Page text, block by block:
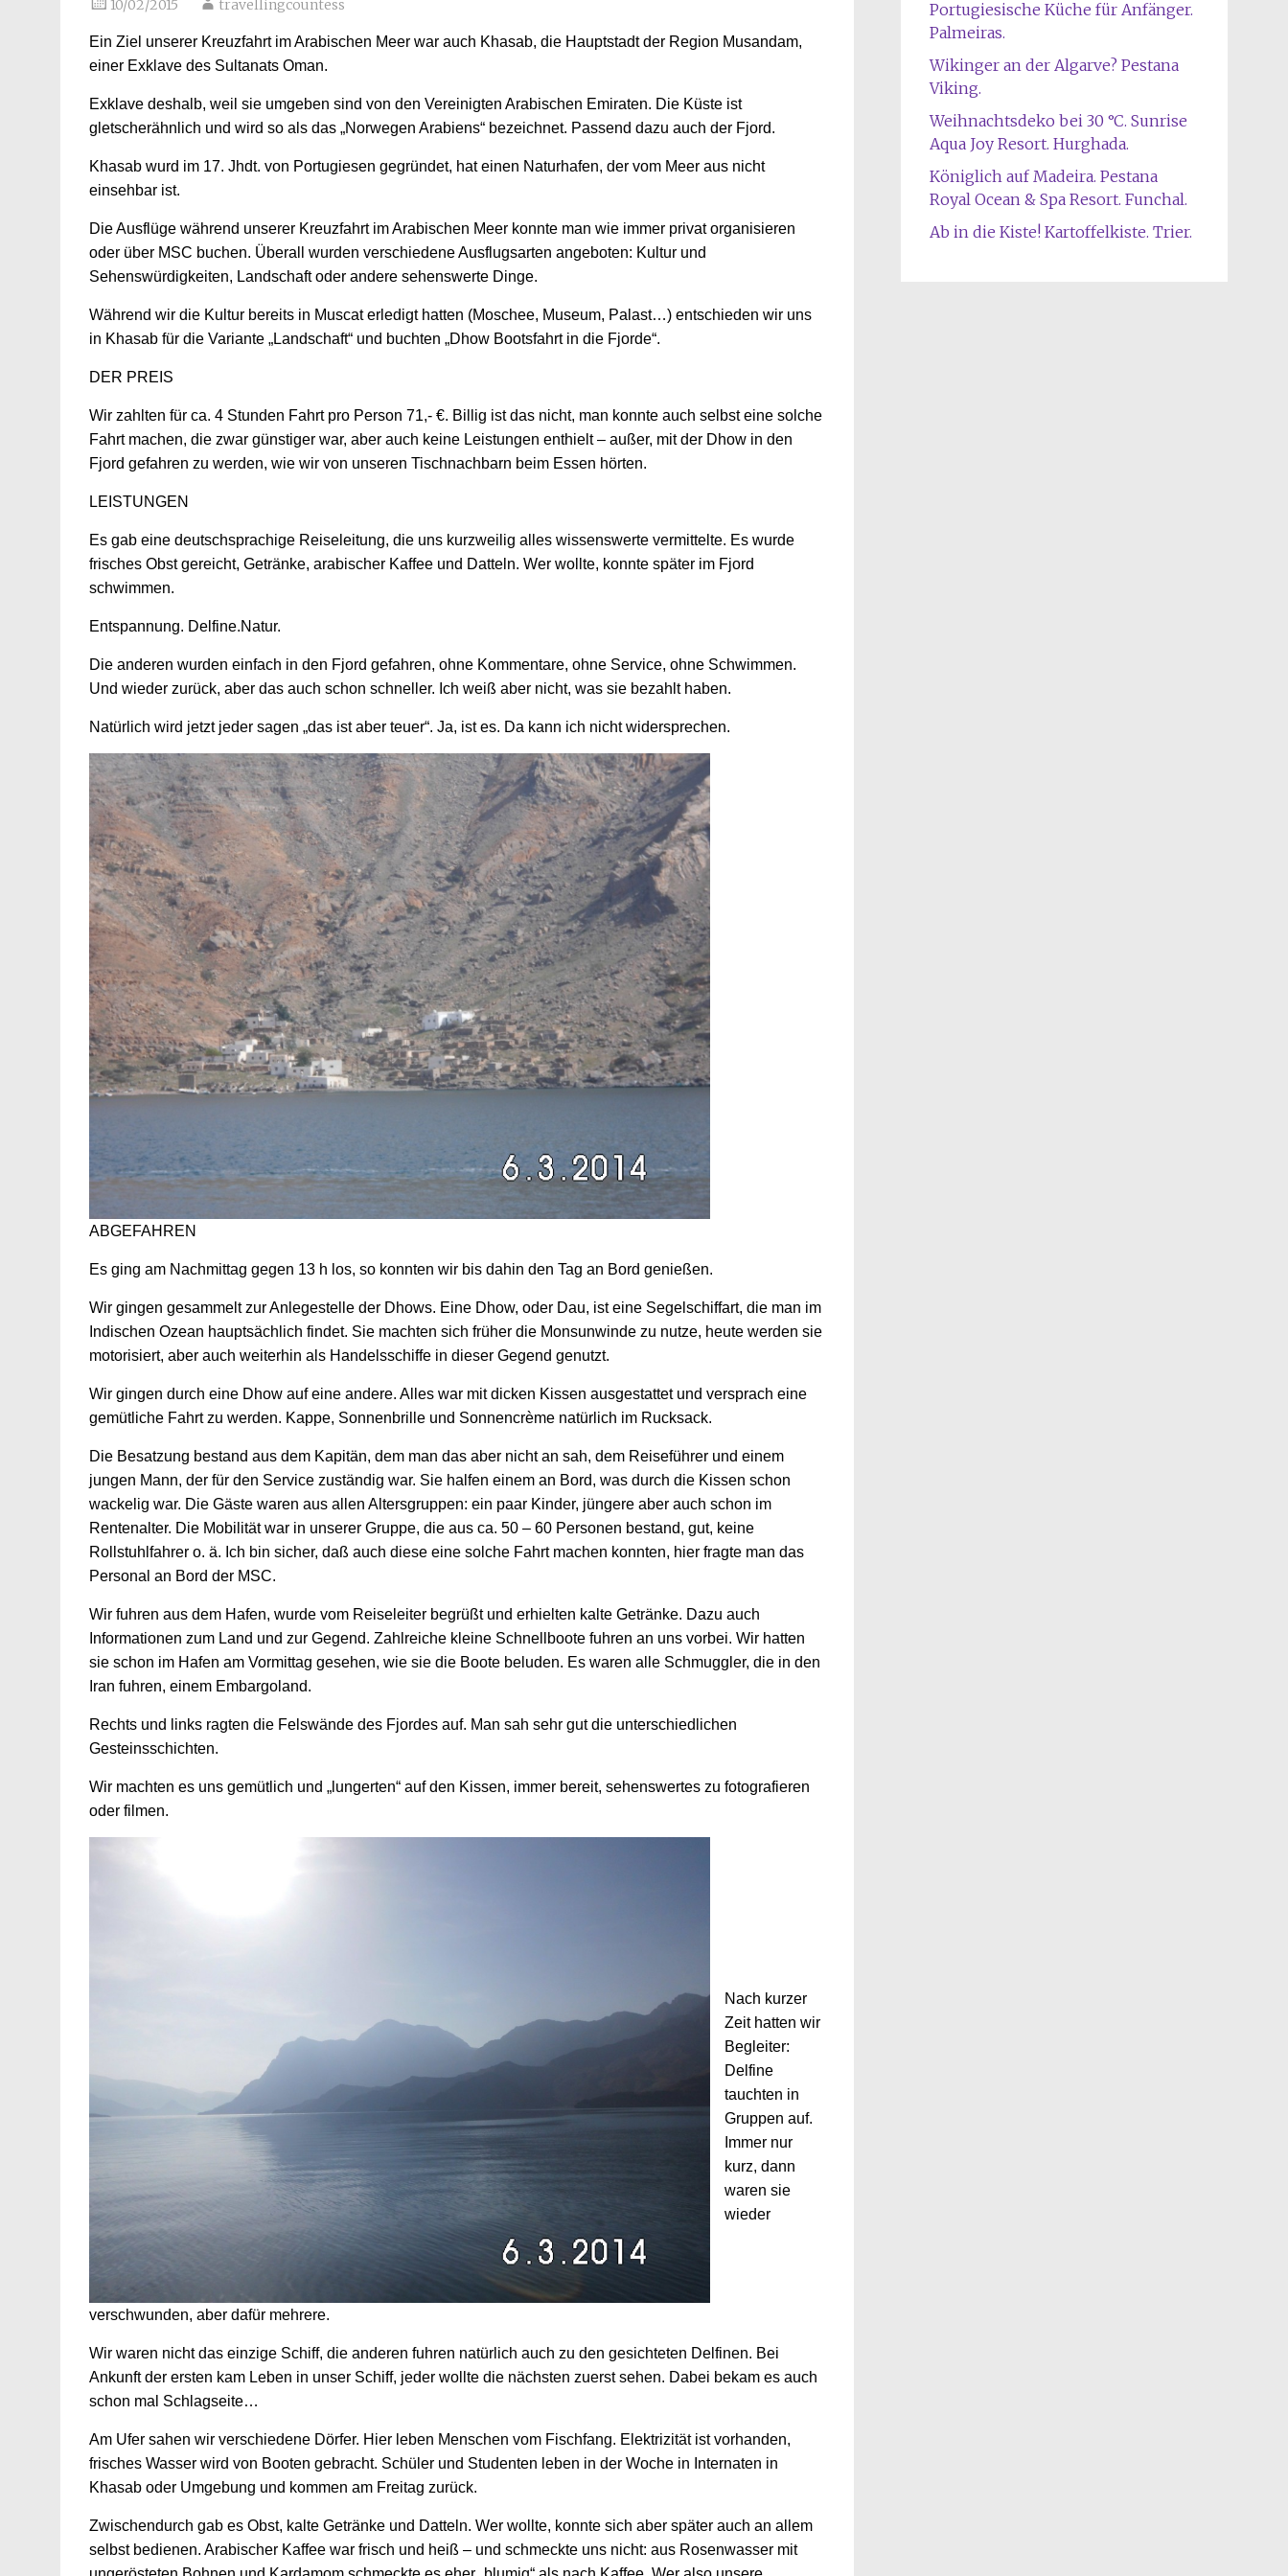
10/02/2015 travellingcountess
Ein Ziel unserer Kreuzfahrt im Arabischen Meer war auch Khasab, die Hauptstadt der Region Musandam,
einer Exklave des Sultanats Oman.
Exklave deshalb, weil sie umgeben sind von den Vereinigten Arabischen Emiraten. Die Küste ist
gletscherähnlich und wird so als das „Norwegen Arabiens“ bezeichnet. Passend dazu auch der Fjord.
Khasab wurd im 17. Jhdt. von Portugiesen gegründet, hat einen Naturhafen, der vom Meer aus nicht
einsehbar ist.
Die Ausflüge während unserer Kreuzfahrt im Arabischen Meer konnte man wie immer privat organisieren
oder über MSC buchen. Überall wurden verschiedene Ausflugsarten angeboten: Kultur und
Sehenswürdigkeiten, Landschaft oder andere sehenswerte Dinge.
Während wir die Kultur bereits in Muscat erledigt hatten (Moschee, Museum, Palast…) entschieden wir uns
in Khasab für die Variante „Landschaft“ und buchten „Dhow Bootsfahrt in die Fjorde“.
DER PREIS
Wir zahlten für ca. 4 Stunden Fahrt pro Person 71,- €. Billig ist das nicht, man konnte auch selbst eine solche
Fahrt machen, die zwar günstiger war, aber auch keine Leistungen enthielt – außer, mit der Dhow in den
Fjord gefahren zu werden, wie wir von unseren Tischnachbarn beim Essen hörten.
LEISTUNGEN
Es gab eine deutschsprachige Reiseleitung, die uns kurzweilig alles wissenswerte vermittelte. Es wurde
frisches Obst gereicht, Getränke, arabischer Kaffee und Datteln. Wer wollte, konnte später im Fjord
schwimmen.
Entspannung. Delfine.Natur.
Die anderen wurden einfach in den Fjord gefahren, ohne Kommentare, ohne Service, ohne Schwimmen.
Und wieder zurück, aber das auch schon schneller. Ich weiß aber nicht, was sie bezahlt haben.
Natürlich wird jetzt jeder sagen „das ist aber teuer“. Ja, ist es. Da kann ich nicht widersprechen.
ABGEFAHREN
Es ging am Nachmittag gegen 13 h los, so konnten wir bis dahin den Tag an Bord genießen.
Wir gingen gesammelt zur Anlegestelle der Dhows. Eine Dhow, oder Dau, ist eine Segelschiffart, die man im
Indischen Ozean hauptsächlich findet. Sie machten sich früher die Monsunwinde zu nutze, heute werden sie
motorisiert, aber auch weiterhin als Handelsschiffe in dieser Gegend genutzt.
Wir gingen durch eine Dhow auf eine andere. Alles war mit dicken Kissen ausgestattet und versprach eine
gemütliche Fahrt zu werden. Kappe, Sonnenbrille und Sonnencrème natürlich im Rucksack.
Die Besatzung bestand aus dem Kapitän, dem man das aber nicht an sah, dem Reiseführer und einem
jungen Mann, der für den Service zuständig war. Sie halfen einem an Bord, was durch die Kissen schon
wackelig war. Die Gäste waren aus allen Altersgruppen: ein paar Kinder, jüngere aber auch schon im
Rentenalter. Die Mobilität war in unserer Gruppe, die aus ca. 50 – 60 Personen bestand, gut, keine
Rollstuhlfahrer o. ä. Ich bin sicher, daß auch diese eine solche Fahrt machen konnten, hier fragte man das
Personal an Bord der MSC.
Wir fuhren aus dem Hafen, wurde vom Reiseleiter begrüßt und erhielten kalte Getränke. Dazu auch
Informationen zum Land und zur Gegend. Zahlreiche kleine Schnellboote fuhren an uns vorbei. Wir hatten
sie schon im Hafen am Vormittag gesehen, wie sie die Boote beluden. Es waren alle Schmuggler, die in den
Iran fuhren, einem Embargoland.
Rechts und links ragten die Felswände des Fjordes auf. Man sah sehr gut die unterschiedlichen
Gesteinsschichten.
Wir machten es uns gemütlich und „lungerten“ auf den Kissen, immer bereit, sehenswertes zu fotografieren
oder filmen.
Nach kurzer
Zeit hatten wir
Begleiter:
Delfine
tauchten in
Gruppen auf.
Immer nur
kurz, dann
waren sie
wieder
verschwunden, aber dafür mehrere.
Wir waren nicht das einzige Schiff, die anderen fuhren natürlich auch zu den gesichteten Delfinen. Bei
Ankunft der ersten kam Leben in unser Schiff, jeder wollte die nächsten zuerst sehen. Dabei bekam es auch
schon mal Schlagseite…
Am Ufer sahen wir verschiedene Dörfer. Hier leben Menschen vom Fischfang. Elektrizität ist vorhanden,
frisches Wasser wird von Booten gebracht. Schüler und Studenten leben in der Woche in Internaten in
Khasab oder Umgebung und kommen am Freitag zurück.
Zwischendurch gab es Obst, kalte Getränke und Datteln. Wer wollte, konnte sich aber später auch an allem
selbst bedienen. Arabischer Kaffee war frisch und heiß – und schmeckte uns nicht: aus Rosenwasser mit
Portugiesische Küche für Anfänger.
Palmeiras.
Wikinger an der Algarve? Pestana
Viking.
Weihnachtsdeko bei 30 °C. Sunrise
Aqua Joy Resort. Hurghada.
Königlich auf Madeira. Pestana
Royal Ocean & Spa Resort. Funchal.
Ab in die Kiste! Kartoffelkiste. Trier.